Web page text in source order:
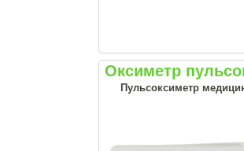
Оксиметр
Пульсоксиметр